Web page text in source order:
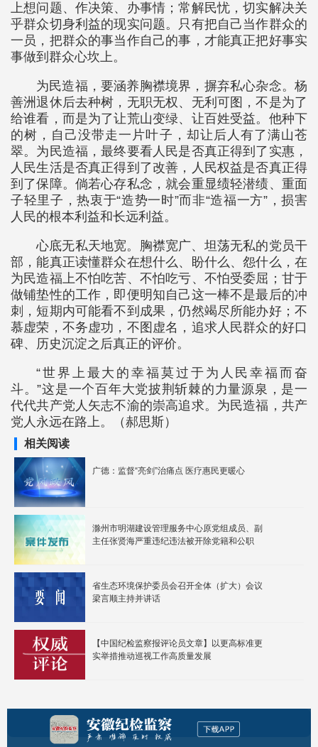
上想问题、作决策、办事情；常解民忧，切实解决关
乎群众切身利益的现实问题。只有把自己当作群众的
一员，把群众的事当作自己的事，才能真正把好事实
事做到群众心坎上。
为民造福，要涵养胸襟境界，摒弃私心杂念。杨
善洲退休后去种树，无职无权、无利可图，不是为了
给谁看，而是为了让荒山变绿、让百姓受益。他种下
的树，自己没带走一片叶子，却让后人有了满山苍
翠。为民造福，最终要看人民是否真正得到了实惠，
人民生活是否真正得到了改善，人民权益是否真正得
到了保障。倘若心存私念，就会重显绩轻潜绩、重面
子轻里子，热衷于“造势一时”而非“造福一方”，损害
人民的根本利益和长远利益。
心底无私天地宽。胸襟宽广、坦荡无私的党员干
部，能真正读懂群众在想什么、盼什么、怨什么，在
为民造福上不怕吃苦、不怕吃亏、不怕受委屈；甘于
做铺垫性的工作，即便明知自己这一棒不是最后的冲
刺，短期内可能看不到成果，仍然竭尽所能办好；不
慕虚荣，不务虚功，不图虚名，追求人民群众的好口
碑、历史沉淀之后真正的评价。
“世界上最大的幸福莫过于为人民幸福而奋
斗。”这是一个百年大党披荆斩棘的力量源泉，是一
代代共产党人矢志不渝的崇高追求。为民造福，共产
党人永远在路上。（郝思斯）
相关阅读
广德：监督“亮剑”治痛点 医疗惠民更暖心
滁州市明湖建设管理服务中心原党组成员、副
主任张贤海严重违纪违法被开除党籍和公职
省生态环境保护委员会召开全体（扩大）会议
梁言顺主持并讲话
【中国纪检监察报评论员文章】以更高标准更
实举措推动巡视工作高质量发展